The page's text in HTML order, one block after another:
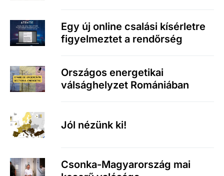
Egy új online csalási kísérletre
figyelmeztet a rendőrség
Országos energetikai
válsághelyzet Romániában
Jól nézünk ki!
Csonka-Magyarország mai